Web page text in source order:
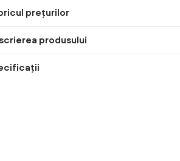
prețurilor
produsului